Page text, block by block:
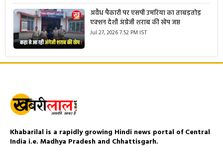
अवैध पैकारी पर एसपी उमरिया का ताबड़तोड़
एक्शन देशी अंग्रेजी शराब की खेप जप्त
Jul 27, 2026 7:52 PM IST
Khabarilal is a rapidly growing Hindi news portal of Central
India i.e. Madhya Pradesh and Chhattisgarh.